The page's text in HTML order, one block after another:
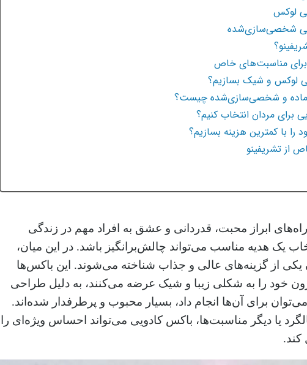
لوکس
شخصی‌سازی‌شده
مناسبت‌های خاص
لوکس و شیک بسازیم؟
و شخصی‌سازی‌شده چیست؟
برای مردان انتخاب کنیم؟
با کمترین هزینه بسازیم؟
از تشریفینو
ابراز محبت، قدردانی و عشق به افراد مهم در زندگی
یک هدیه مناسب می‌تواند چالش‌برانگیز باشد. در این میان،
یکی از گزینه‌های عالی و جذاب شناخته می‌شوند. این باکس‌ها
خود را به شکلی زیبا و شیک عرضه می‌کنند، به دلیل طراحی
برای آن‌ها انجام داد، بسیار محبوب و پرطرفدار شده‌اند.
یا دیگر مناسبت‌ها، باکس کادویی می‌تواند احساس ویژه‌ای را
کند.